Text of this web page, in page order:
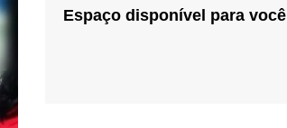
Espaço disponível para você